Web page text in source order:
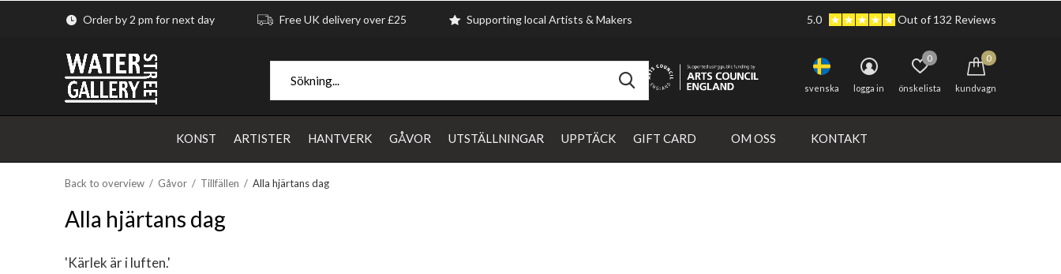
KONST ARTISTER HANTVERK GÅVOR UTSTÄLLNINGAR UPPTÄCK GIFT CARD OM OSS KONTAKT
svenska logga in önskelista
0
kundvagn
0
Order by 2 pm for next day Free UK delivery over £25 Supporting local Artists & Makers 5.0 Out of 132 Reviews
Back to overview Gåvor Tillfällen Alla hjärtans dag
Alla hjärtans dag
'Kärlek är i luften.'